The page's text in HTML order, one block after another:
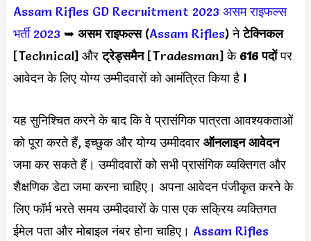
Assam Rifles GD Recruitment 2023 असम राइफल्स
भर्ती 2023➥ असम राइफल्स(Assam Rifles) नेटेक्निकल
[Technical] औरट्रेड्समैन[Tradesman] के616 पदोंपर
आवेदन के लिए योग्य उम्मीदवारों को आमंत्रित किया है l
यह सुनिश्चित करने के बाद कि वे प्रासंगिक पात्रता आवश्यकताओं
को पूरा करते हैं, इच्छुक और योग्य उम्मीदवारऑनलाइन आवेदन
जमा कर सकते हैं। उम्मीदवारों को सभी प्रासंगिक व्यक्तिगत और
शैक्षणिक डेटा जमा करना चाहिए। अपना आवेदन पंजीकृत करने के
लिए फॉर्म भरते समय उम्मीदवारों के पास एक सक्रिय व्यक्तिगत
ईमेल पता और मोबाइल नंबर होना चाहिए। Assam Rifles